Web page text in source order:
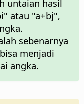
untaian hasil
atau "a+bj",
sebenarnya
menjadi
angka.